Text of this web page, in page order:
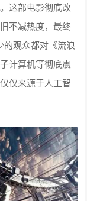
这部电影彻底改
不减热度，最终
的观众都对《流浪
计算机等彻底震
仅来源于人工智